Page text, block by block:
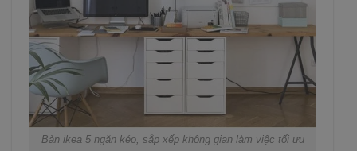
Bàn ikea 5 ngăn kéo, sắp xếp không gian làm việc tối ưu